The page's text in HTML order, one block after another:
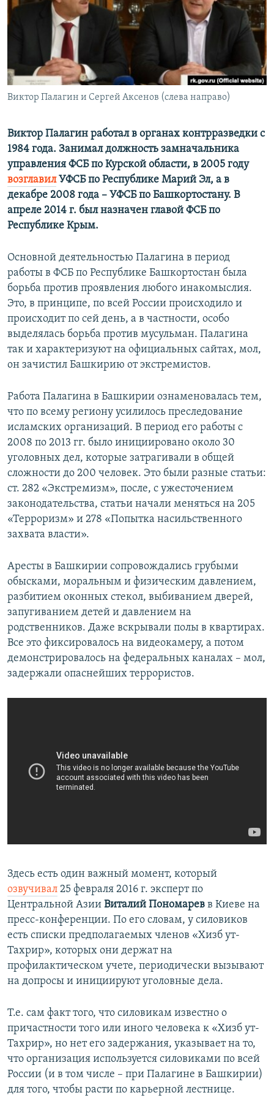
ПОБЕДИТЕЛЕЙ НЕ СУДЯТ?
КРЫМ.НЕПОКОРЕННЫЙ
УКРАИНСКАЯ ПРОБЛЕМА КРЫМА
ПРИСОЕДИНЯЙТЕСЬ!
Все сайты RFE/RL
Виктор Палагин и Сергей Аксенов (слева направо)
Виктор Палагин работал в органах контрразведки с
1984 года. Занимал должность замначальника
управления ФСБ по Курской области, в 2005 году
возглавилУФСБ по Республике Марий Эл, а в
декабре 2008 года – УФСБ по Башкортостану. В
апреле 2014 г. был назначен главой ФСБ по
Республике Крым.
Основной деятельностью Палагина в период
работы в ФСБ по Республике Башкортостан была
борьба против проявления любого инакомыслия.
Это, в принципе, по всей России происходило и
происходит по сей день, а в частности, особо
выделялась борьба против мусульман. Палагина
так и характеризуют на официальных сайтах, мол,
он зачистил Башкирию от экстремистов.
Работа Палагина в Башкирии ознаменовалась тем,
что по всему региону усилилось преследование
исламских организаций. В период его работы с
2008 по 2013 гг. было инициировано около 30
уголовных дел, которые затрагивали в общей
сложности до 200 человек. Это были разные статьи:
ст. 282 «Экстремизм», после, с ужесточением
законодательства, статьи начали меняться на 205
«Терроризм» и 278 «Попытка насильственного
захвата власти».
Аресты в Башкирии сопровождались грубыми
обысками, моральным и физическим давлением,
разбитием оконных стекол, выбиванием дверей,
запугиванием детей и давлением на
родственников. Даже вскрывали полы в квартирах.
Все это фиксировалось на видеокамеру, а потом
демонстрировалось на федеральных каналах – мол,
задержали опаснейших террористов.
Здесь есть один важный момент, который
озвучивал 25 февраля 2016 г. эксперт по
Центральной Азии Виталий Пономарев в Киеве на
пресс-конференции. По его словам, у силовиков
есть списки предполагаемых членов «Хизб ут-
Тахрир», которых они держат на
профилактическом учете, периодически вызывают
на допросы и инициируют уголовные дела.
Т.е. сам факт того, что силовикам известно о
причастности того или иного человека к «Хизб ут-
Тахрир», но нет его задержания, указывает на то,
что организация используется силовиками по всей
России (и в том числе – при Палагине в Башкирии)
для того, чтобы расти по карьерной лестнице.